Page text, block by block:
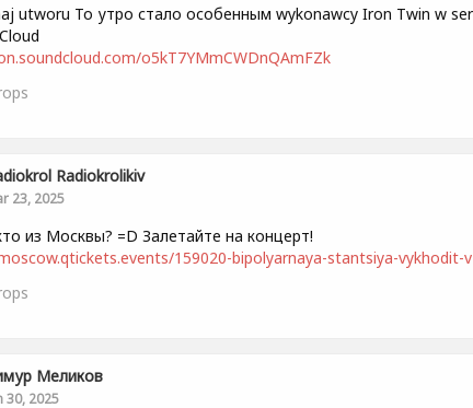
utworu То утро стало особенным wykonawcy Iron Twin w
o5kT7YMmCWDnQAmFZk
Radiokrolikiv
23, 2025
из Москвы? =D Залетайте на концерт!
159020-bipolyarnaya-stantsiya-vykhodit-
Меликов
30, 2025